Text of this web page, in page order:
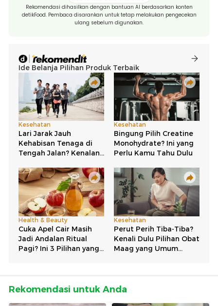
Rekomendasi dihasilkan dengan bantuan AI berdasarkan konten
detikFood. Pembaca disarankan untuk tetap melakukan pengecekan
ulang sebelum digunakan.
Rekomendasi untuk Anda